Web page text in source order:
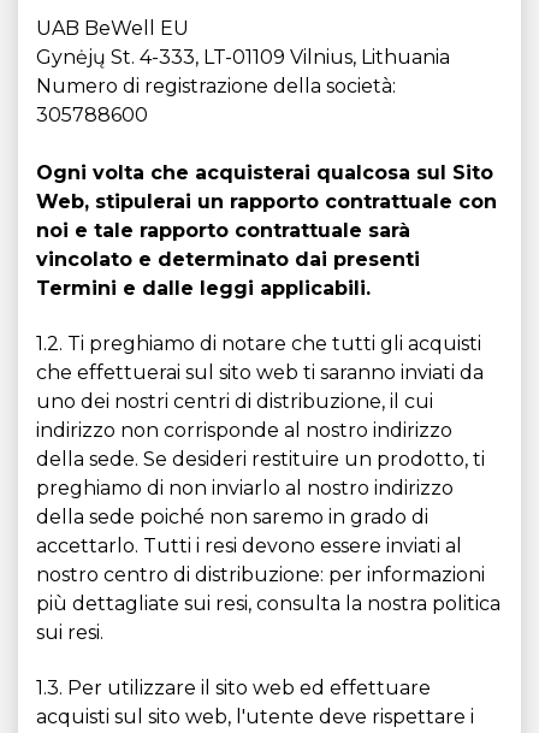
UAB BeWell EU
Gynėjų St. 4-333, LT-01109 Vilnius, Lithuania
Numero di registrazione della società:
305788600
Ogni volta che acquisterai qualcosa sul Sito
Web, stipulerai un rapporto contrattuale con
noi e tale rapporto contrattuale sarà
vincolato e determinato dai presenti
Termini e dalle leggi applicabili.
1.2. Ti preghiamo di notare che tutti gli acquisti
che effettuerai sul sito web ti saranno inviati da
uno dei nostri centri di distribuzione, il cui
indirizzo non corrisponde al nostro indirizzo
della sede. Se desideri restituire un prodotto, ti
preghiamo di non inviarlo al nostro indirizzo
della sede poiché non saremo in grado di
accettarlo. Tutti i resi devono essere inviati al
nostro centro di distribuzione: per informazioni
più dettagliate sui resi, consulta la nostra politica
sui resi.
1.3. Per utilizzare il sito web ed effettuare
acquisti sul sito web, l'utente deve rispettare i